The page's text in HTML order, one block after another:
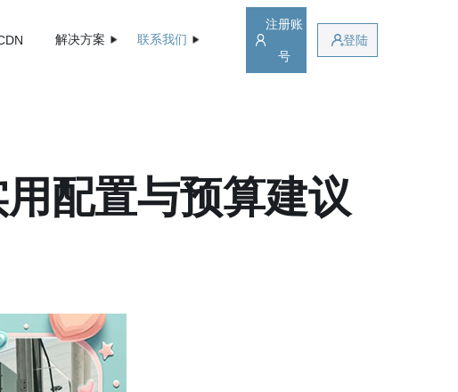
解决方案 联系我们
注册账
号
登陆
配置与预算建议